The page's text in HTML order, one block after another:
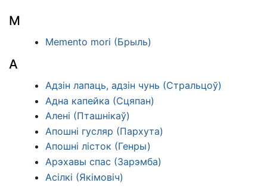
M
Memento mori (Брыль)
А
Адзін лапаць, адзін чунь (Стральцоў)
Адна капейка (Сцяпан)
Алені (Пташнікаў)
Апошні гусляр (Пархута)
Апошні лісток (Генры)
Арэхавы спас (Зарэмба)
Асілкі (Якімовіч)